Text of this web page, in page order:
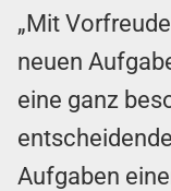
„Mit
neuen
eine ganz
Aufgaben